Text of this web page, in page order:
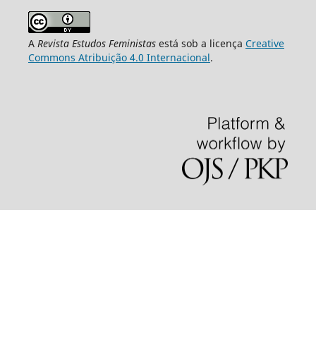
A Revista Estudos Feministasestá sob a licença Creative
Commons Atribuição 4.0 Internacional.